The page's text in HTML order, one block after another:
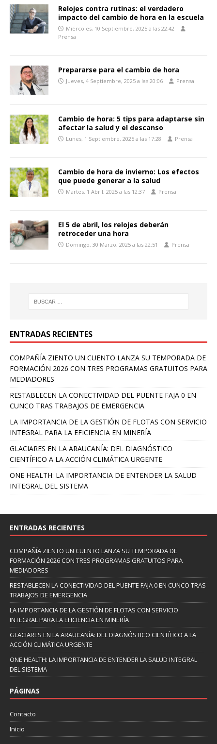
Relojes contra rutinas: el verdadero
impacto del cambio de hora en la escuela
Miércoles, 10 Septiembre, 2025 a las 22:42
Prensa
Prepararse para el cambio de hora
Jueves, 4 Septiembre, 2025 a las 20:06 Prensa
Cambio de hora: 5 tips para adaptarse sin
afectar la salud y el descanso
Lunes, 1 Septiembre, 2025 a las 17:28 Prensa
Cambio de hora de invierno: Los efectos
que puede generar a la salud
Martes, 1 Abril, 2025 a las 12:37 Prensa
El 5 de abril, los relojes deberán
retroceder una hora
Domingo, 30 Marzo, 2025 a las 22:51 Prensa
ENTRADAS RECIENTES
COMPAÑÍA ZIENTO UN CUENTO LANZA SU TEMPORADA DE
FORMACIÓN 2026 CON TRES PROGRAMAS GRATUITOS PARA
MEDIADORES
RESTABLECEN LA CONECTIVIDAD DEL PUENTE FAJA 0 EN
CUNCO TRAS TRABAJOS DE EMERGENCIA
LA IMPORTANCIA DE LA GESTIÓN DE FLOTAS CON SERVICIO
INTEGRAL PARA LA EFICIENCIA EN MINERÍA
GLACIARES EN LA ARAUCANÍA: DEL DIAGNÓSTICO
CIENTÍFICO A LA ACCIÓN CLIMÁTICA URGENTE
ONE HEALTH: LA IMPORTANCIA DE ENTENDER LA SALUD
INTEGRAL DEL SISTEMA
ENTRADAS RECIENTES
COMPAÑÍA ZIENTO UN CUENTO LANZA SU TEMPORADA DE
FORMACIÓN 2026 CON TRES PROGRAMAS GRATUITOS PARA
MEDIADORES
RESTABLECEN LA CONECTIVIDAD DEL PUENTE FAJA 0 EN CUNCO TRAS
TRABAJOS DE EMERGENCIA
LA IMPORTANCIA DE LA GESTIÓN DE FLOTAS CON SERVICIO
INTEGRAL PARA LA EFICIENCIA EN MINERÍA
GLACIARES EN LA ARAUCANÍA: DEL DIAGNÓSTICO CIENTÍFICO A LA
ACCIÓN CLIMÁTICA URGENTE
ONE HEALTH: LA IMPORTANCIA DE ENTENDER LA SALUD INTEGRAL
DEL SISTEMA
PÁGINAS
Contacto
Inicio